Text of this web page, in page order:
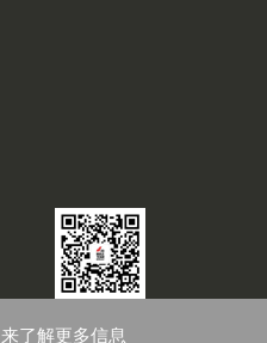
来了解更多信息